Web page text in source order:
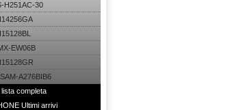
H251AC-30
EW06B
A276BIB6
completa
Ultimi arrivi